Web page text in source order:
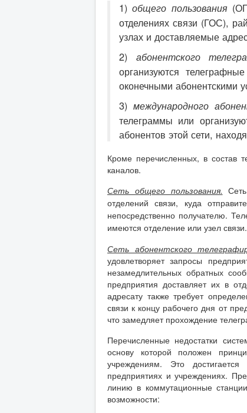
1)общего пользования
отделениях связи (ГОС),
узлах и доставляемые
2) абонентского
организуются
оконечными абонентскими
3) международного
телеграммы или
абонентов этой сети,
Кроме перечисленных, в состав
каналов.
Сеть общего пользования.
отделений связи, куда
непосредственно получателю.
имеются отделение или узел связи.
Сеть абонентского
удовлетворяет запросы
незамедлительных обратных
предприятия доставляет их в
адресату также требует
связи к концу рабочего дня от
что замедляет прохождение
Перечисленные недостатки
основу которой положен
учреждениям. Это
предприятиях и учреждениях.
линию в коммутационные
возможности: